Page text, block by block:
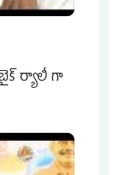
ర్యాలీ గా